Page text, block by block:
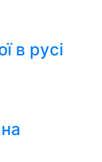
в русі